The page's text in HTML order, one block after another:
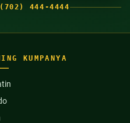
(702) 444-4444
KUMPANYA